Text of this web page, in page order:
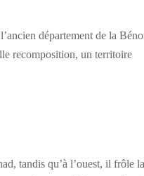
département de la
recomposition, un territoire
tandis qu’à l’ouest, il frôle la